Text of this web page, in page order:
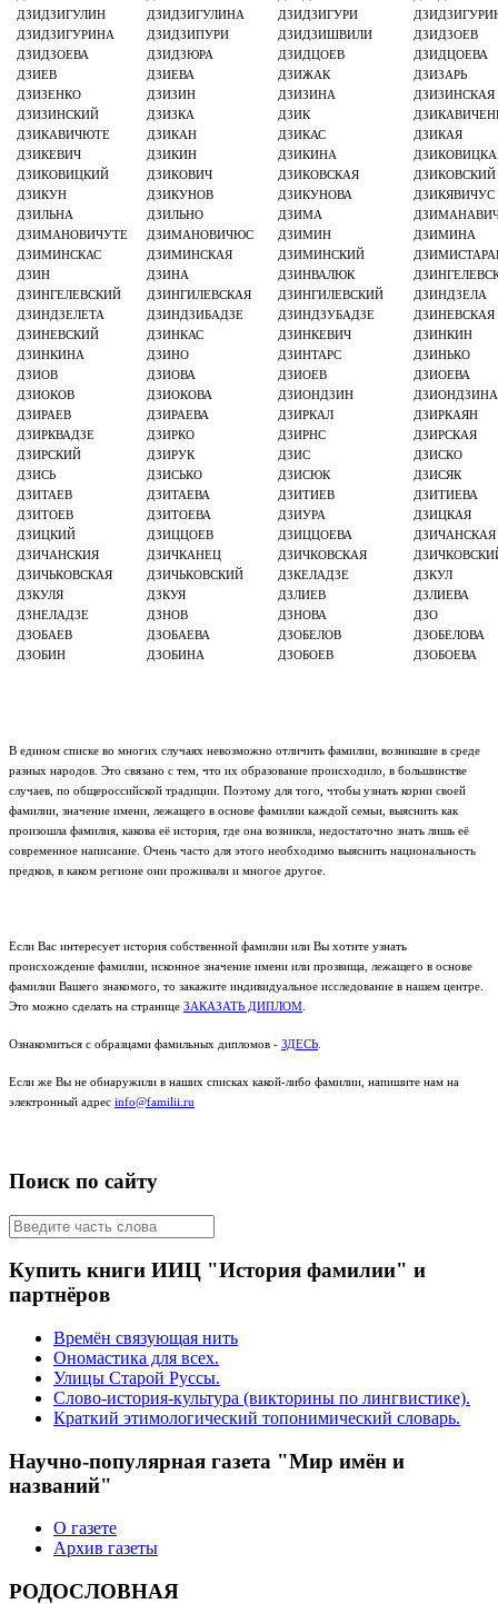
ДЗИДЗИГУЛИН
ДЗИДЗИГУЛИНА ДЗИДЗИГУРИ
ДЗИДЗИГУРИНА
ДЗИДЗИПУРИ ДЗИДЗИШВИЛИ
ДЗИДЗОЕВ
ДЗИДЗОЕВА
ДЗИДЗЮРА ДЗИДЦОЕВ
ДЗИДЦОЕВА
ДЗИЕВ
ДЗИЕВА ДЗИЖАК
ДЗИЗАРЬ
ДЗИЗЕНКО
ДЗИЗИН ДЗИЗИНА
ДЗИЗИНСКАЯ
ДЗИЗИНСКИЙ
ДЗИЗКА ДЗИК
ДЗИКАВИЧЮТЕ
ДЗИКАН ДЗИКАС
ДЗИКАЯ
ДЗИКЕВИЧ
ДЗИКИН ДЗИКИНА
ДЗИКОВИЦКИЙ
ДЗИКОВИЧ ДЗИКОВСКАЯ
ДЗИКОВСКИЙ
ДЗИКУН
ДЗИКУНОВ ДЗИКУНОВА
ДЗИКЯВИЧУС
ДЗИЛЬНА
ДЗИЛЬНО ДЗИМА
ДЗИМАНОВИЧУТЕ
ДЗИМАНОВИЧЮС ДЗИМИН
ДЗИМИНА
ДЗИМИНСКАС
ДЗИМИНСКАЯ ДЗИМИНСКИЙ
ДЗИН
ДЗИНА ДЗИНВАЛЮК
ДЗИНГЕЛЕВСКИЙ
ДЗИНГИЛЕВСКАЯ ДЗИНГИЛЕВСКИЙ
ДЗИНДЗЕЛА
ДЗИНДЗЕЛЕТА
ДЗИНДЗИБАДЗЕ ДЗИНДЗУБАДЗЕ
ДЗИНЕВСКАЯ
ДЗИНЕВСКИЙ
ДЗИНКАС ДЗИНКЕВИЧ
ДЗИНКИН
ДЗИНКИНА
ДЗИНО ДЗИНТАРС
ДЗИНЬКО
ДЗИОВ
ДЗИОВА ДЗИОЕВ
ДЗИОЕВА
ДЗИОКОВ
ДЗИОКОВА ДЗИОНДЗИН
ДЗИОНДЗИНА
ДЗИРАЕВ
ДЗИРАЕВА ДЗИРКАЛ
ДЗИРКАЯН
ДЗИРКВАДЗЕ
ДЗИРКО ДЗИРНС
ДЗИРСКАЯ
ДЗИРСКИЙ
ДЗИРУК ДЗИС
ДЗИСКО
ДЗИСЬ
ДЗИСЬКО ДЗИСЮК
ДЗИСЯК
ДЗИТАЕВ
ДЗИТАЕВА ДЗИТИЕВ
ДЗИТИЕВА
ДЗИТОЕВ
ДЗИТОЕВА ДЗИУРА
ДЗИЦКАЯ
ДЗИЦКИЙ
ДЗИЦЦОЕВ ДЗИЦЦОЕВА
ДЗИЧАНСКАЯ
ДЗИЧАНСКИЯ
ДЗИЧКАНЕЦ ДЗИЧКОВСКАЯ
ДЗИЧЬКОВСКАЯ
ДЗИЧЬКОВСКИЙ ДЗКЕЛАДЗЕ
ДЗКУЛ
ДЗКУЛЯ
ДЗКУЯ ДЗЛИЕВ
ДЗЛИЕВА
ДЗНЕЛАДЗЕ
ДЗНОВ ДЗНОВА
ДЗО
ДЗОБАЕВ
ДЗОБАЕВА ДЗОБЕЛОВ
ДЗОБЕЛОВА
ДЗОБИН
ДЗОБИНА ДЗОБОЕВ ДЗОБОЕВА
В едином списке во многих случаях невозможно отличить фамилии, возникшие в среде
разных народов. Это связано с тем, что их образование происходило, в большинстве
случаев, по общероссийской традиции. Поэтому для того, чтобы узнать корни своей
фамилии, значение имени, лежащего в основе фамилии каждой семьи, выяснить как
произошла фамилия, какова её история, где она возникла, недостаточно знать лишь её
современное написание. Очень часто для этого необходимо выяснить национальность
предков, в каком регионе они проживали и многое другое.
Если Вас интересует история собственной фамилии или Вы хотите узнать
происхождение фамилии, исконное значение имени или прозвища, лежащего в основе
фамилии Вашего знакомого, то закажите индивидуальное исследование в нашем центре.
Это можно сделать на странице ЗАКАЗАТЬ ДИПЛОМ
Ознакомиться с образцами фамильных дипломов - ЗДЕСЬ
Если же Вы не обнаружили в наших списках какой-либо фамилии, напишите нам на
электронный адрес info@familii.ru
Поиск по сайту
Купить книги ИИЦ "История фамилии" и
партнёров
Времён связующая нить
Ономастика для всех.
Улицы Старой Руссы.
Слово-история-культура (викторины по лингвистике).
Краткий этимологический топонимический словарь.
Научно-популярная газета "Мир имён и
названий"
О газете
Архив газеты
РОДОСЛОВНАЯ